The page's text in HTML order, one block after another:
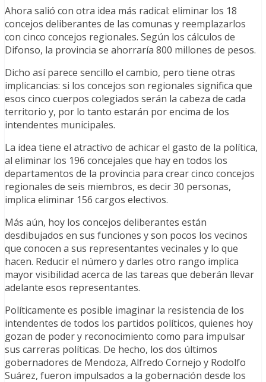
Ahora salió con otra idea más radical: eliminar los 18
concejos deliberantes de las comunas y reemplazarlos
con cinco concejos regionales. Según los cálculos de
Difonso, la provincia se ahorraría 800 millones de pesos.
Dicho así parece sencillo el cambio, pero tiene otras
implicancias: si los concejos son regionales significa que
esos cinco cuerpos colegiados serán la cabeza de cada
territorio y, por lo tanto estarán por encima de los
intendentes municipales.
La idea tiene el atractivo de achicar el gasto de la política,
al eliminar los 196 concejales que hay en todos los
departamentos de la provincia para crear cinco concejos
regionales de seis miembros, es decir 30 personas,
implica eliminar 156 cargos electivos.
Más aún, hoy los concejos deliberantes están
desdibujados en sus funciones y son pocos los vecinos
que conocen a sus representantes vecinales y lo que
hacen. Reducir el número y darles otro rango implica
mayor visibilidad acerca de las tareas que deberán llevar
adelante esos representantes.
Políticamente es posible imaginar la resistencia de los
intendentes de todos los partidos políticos, quienes hoy
gozan de poder y reconocimiento como para impulsar
sus carreras políticas. De hecho, los dos últimos
gobernadores de Mendoza, Alfredo Cornejo y Rodolfo
Suárez, fueron impulsados a la gobernación desde los